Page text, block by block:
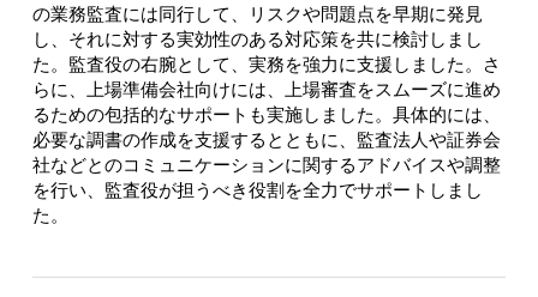
の業務監査には同行して、リスクや問題点を早期に発見
し、それに対する実効性のある対応策を共に検討しまし
た。監査役の右腕として、実務を強力に支援しました。さ
らに、上場準備会社向けには、上場審査をスムーズに進め
るための包括的なサポートも実施しました。具体的には、
必要な調書の作成を支援するとともに、監査法人や証券会
社などとのコミュニケーションに関するアドバイスや調整
を行い、監査役が担うべき役割を全力でサポートしまし
た。